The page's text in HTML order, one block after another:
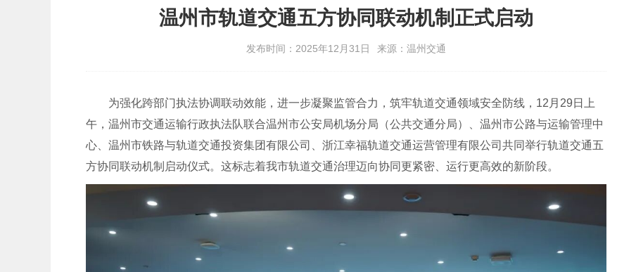
温州市轨道交通五方协同联动机制正式启动
发布时间：2025年12月31日 来源：温州交通
为强化跨部门执法协调联动效能，进一步凝聚监管合力，筑牢轨道交通领域安全防线，12月29日上
午，温州市交通运输行政执法队联合温州市公安局机场分局（公共交通分局）、温州市公路与运输管理中
心、温州市铁路与轨道交通投资集团有限公司、浙江幸福轨道交通运营管理有限公司共同举行轨道交通五
方协同联动机制启动仪式。这标志着我市轨道交通治理迈向协同更紧密、运行更高效的新阶段。